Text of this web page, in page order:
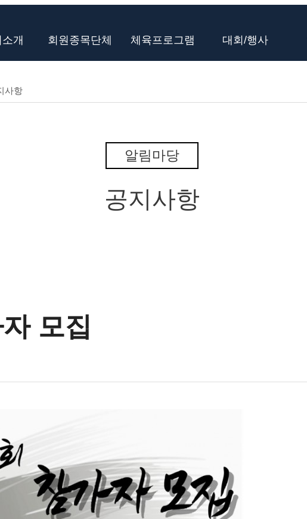
개 회원종목단체 체육프로그램 대회/행사
사항
알림마당
공지사항
모집